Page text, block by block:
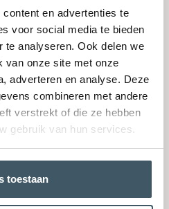
en advertenties te
voor social media te bieden
te analyseren. Ook delen we
van onze site met onze
adverteren en analyse. Deze
combineren met andere
verstrekt of die ze hebben
gebruik van hun services.
toestaan
voeren van een goed
de tip.
je oplossing!